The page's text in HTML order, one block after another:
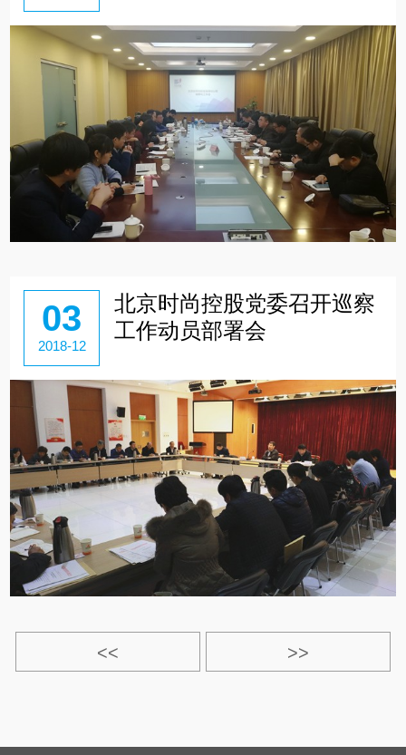
03
2018-12
北京时尚控股党委召开巡察
工作动员部署会
<< >>